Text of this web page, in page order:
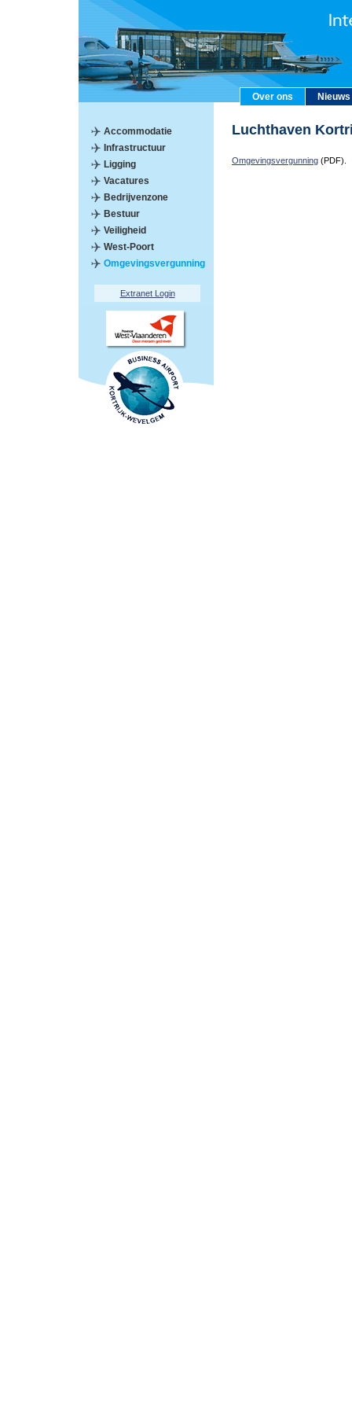
Over ons Nieuws
Accommodatie
Infrastructuur
Ligging
Vacatures
Bedrijvenzone
Bestuur
Veiligheid
West-Poort
Omgevingsvergunning
Extranet Login
Luchthaven
Omgevingsvergunning (PDF).